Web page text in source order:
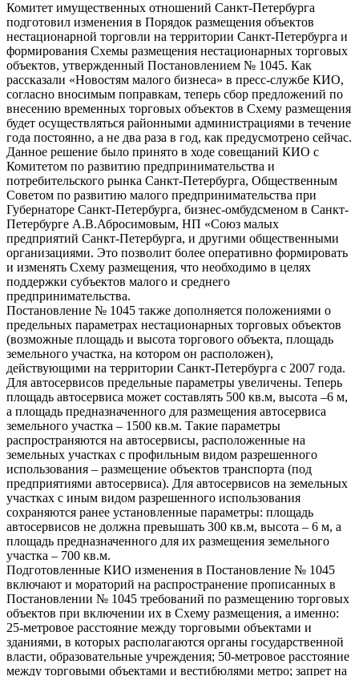
Комитет имущественных отношений Санкт-Петербурга
подготовил изменения в Порядок размещения объектов
нестационарной торговли на территории Санкт-Петербурга и
формирования Схемы размещения нестационарных торговых
объектов, утвержденный Постановлением № 1045. Как
рассказали «Новостям малого бизнеса» в пресс-службе КИО,
согласно вносимым поправкам, теперь сбор предложений по
внесению временных торговых объектов в Схему размещения
будет осуществляться районными администрациями в течение
года постоянно, а не два раза в год, как предусмотрено сейчас.
Данное решение было принято в ходе совещаний КИО с
Комитетом по развитию предпринимательства и
потребительского рынка Санкт-Петербурга, Общественным
Советом по развитию малого предпринимательства при
Губернаторе Санкт-Петербурга, бизнес-омбудсменом в Санкт-
Петербурге А.В.Абросимовым, НП «Союз малых
предприятий Санкт-Петербурга, и другими общественными
организациями. Это позволит более оперативно формировать
и изменять Схему размещения, что необходимо в целях
поддержки субъектов малого и среднего
предпринимательства.
Постановление № 1045 также дополняется положениями о
предельных параметрах нестационарных торговых объектов
(возможные площадь и высота торгового объекта, площадь
земельного участка, на котором он расположен),
действующими на территории Санкт-Петербурга с 2007 года.
Для автосервисов предельные параметры увеличены. Теперь
площадь автосервиса может составлять 500 кв.м, высота –6 м,
а площадь предназначенного для размещения автосервиса
земельного участка – 1500 кв.м. Такие параметры
распространяются на автосервисы, расположенные на
земельных участках с профильным видом разрешенного
использования – размещение объектов транспорта (под
предприятиями автосервиса). Для автосервисов на земельных
участках с иным видом разрешенного использования
сохраняются ранее установленные параметры: площадь
автосервисов не должна превышать 300 кв.м, высота – 6 м, а
площадь предназначенного для их размещения земельного
участка – 700 кв.м.
Подготовленные КИО изменения в Постановление № 1045
включают и мораторий на распространение прописанных в
Постановлении № 1045 требований по размещению торговых
объектов при включении их в Схему размещения, а именно:
25-метровое расстояние между торговыми объектами и
зданиями, в которых располагаются органы государственной
власти, образовательные учреждения; 50-метровое расстояние
между торговыми объектами и вестибюлями метро; запрет на